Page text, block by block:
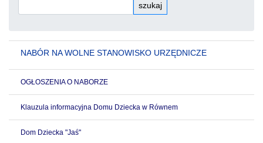
szukaj
NABÓR NA WOLNE STANOWISKO URZĘDNICZE
OGŁOSZENIA O NABORZE
Klauzula informacyjna Domu Dziecka w Równem
Dom Dziecka "Jaś"